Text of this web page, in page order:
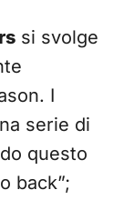
si svolge
I
serie di
questo
back”;